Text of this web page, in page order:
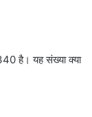
है। यह संख्या क्या